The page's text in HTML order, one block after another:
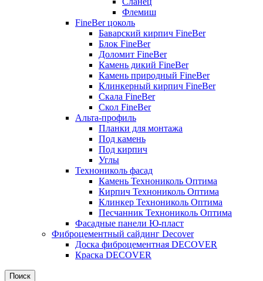
Флемиш
FineBer цоколь
Баварский кирпич FineBer
Блок FineBer
Доломит FineBer
Камень дикий FineBer
Камень природный FineBer
Клинкерный кирпич FineBer
Скала FineBer
Скол FineBer
Альта-профиль
Планки для монтажа
Под камень
Под кирпич
Углы
Технониколь фасад
Камень Технониколь Оптима
Кирпич Технониколь Оптима
Клинкер Технониколь Оптима
Песчанник Технониколь Оптима
Фасадные панели Ю-пласт
Фиброцементный сайдинг Decover
Доска фиброцементная DECOVER
Краска DECOVER
Поиск